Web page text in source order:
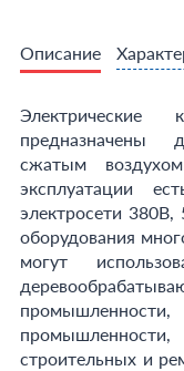
Описание
предназначены
сжатым
эксплуатации
электросети
оборудования
могут
промышленности,
строительных и